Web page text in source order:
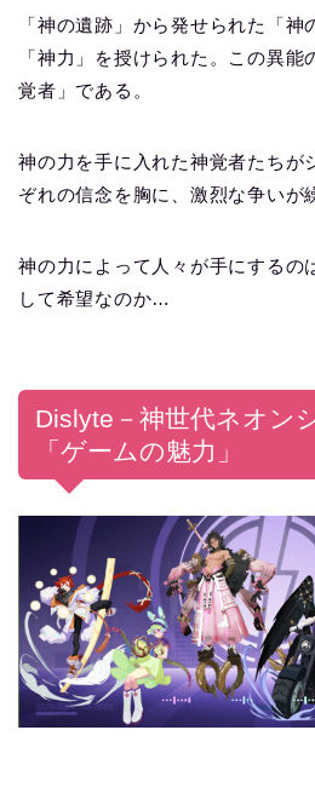
「神の遺跡」から発せられた「神
「神力」を授けられた。この異
覚者」である。
神の力を手に入れた神覚者たちが
ぞれの信念を胸に、激烈な争いが
神の力によって人々が手にするの
して希望なのか…
Dislyte－神世代ネオン
「ゲームの魅力」